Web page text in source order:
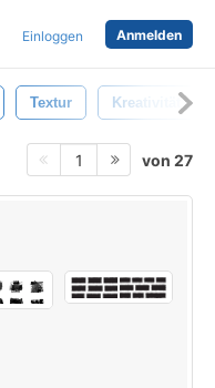
Einloggen Anmelden
Textur Kreativität
1 von 27